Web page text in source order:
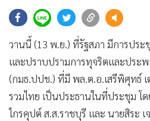
• Cyber BIZ
ผู้จัดกวน
Good health & Well-being
•
Green Innovation & SD
• Management & HR
• MGR Live
วานนี้ (13 พ.ย.) ที่รัฐสภา มีการปร
และปราบปรามการทุจริตและประ
(กมธ.ปปช.) ที่มี พล.ต.อ.เสรีพิศุทธ์ เ
รวมไทย เป็นประธานในที่ประชุม โ
ไกรคุปต์ ส.ส.ราชบุรี และ นายสิระ